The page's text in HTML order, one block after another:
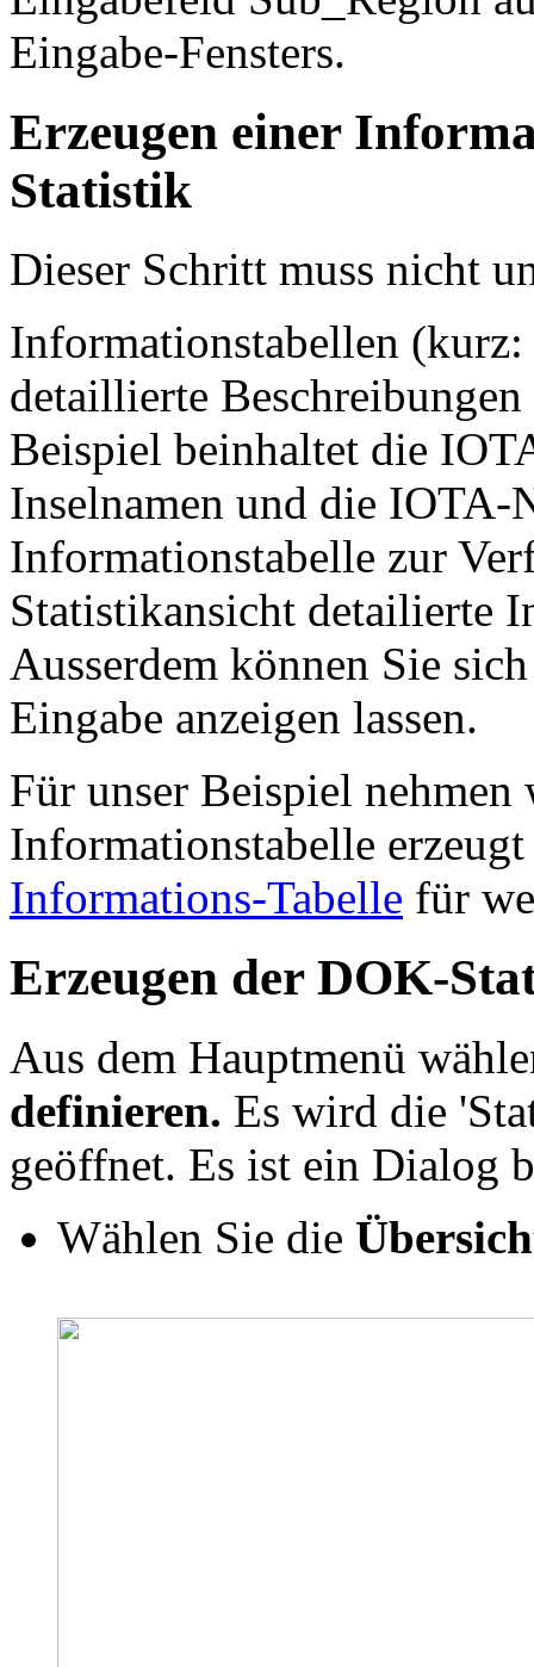
Eingabe-Fensters.
Erzeugen einer
Statistik
Dieser Schritt muss nicht
Informationstabellen
detaillierte
Beispiel beinhaltet die
Inselnamen und die IOTA-
Informationstabelle zur
Statistikansicht detailierte
Ausserdem können Sie
Eingabe anzeigen lassen.
Für unser Beispiel
Informationstabelle
Informations-Tabelle für
Erzeugen der DOK-
Aus dem Hauptmenü
definieren. Es wird die
geöffnet. Es ist ein Dialog
Wählen Sie die